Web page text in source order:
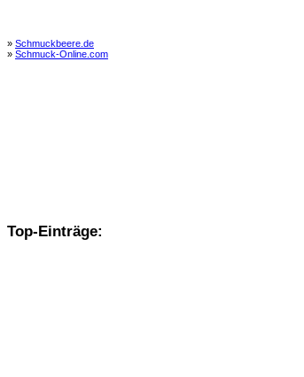
» Schmuckbeere.de
» Schmuck-Online.com
Top-Einträge: